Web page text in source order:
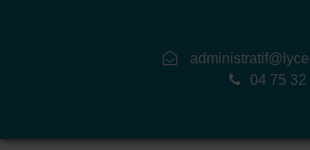
04 75 32